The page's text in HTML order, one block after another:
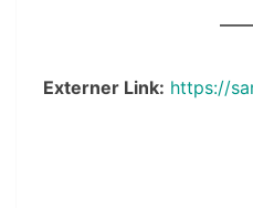
Externer Link: https://